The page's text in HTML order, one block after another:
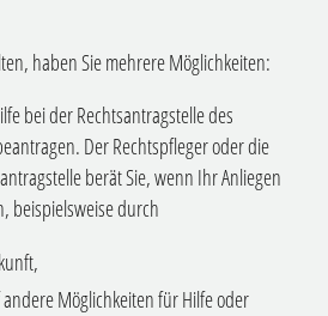
haben Sie mehrere Möglichkeiten:
bei der Rechtsantragstelle des
Der Rechtspfleger oder die
berät Sie, wenn Ihr Anliegen
beispielsweise durch
Möglichkeiten für Hilfe oder